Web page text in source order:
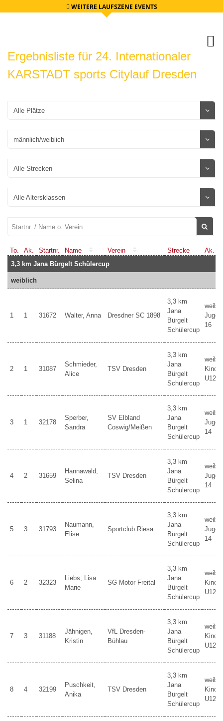
WEITERE LAUFSZENE EVENTS
Ergebnisliste für 24. Internationaler
KARSTADT sports Citylauf Dresden
To. Ak. Startnr. Name Verein Strecke
Ak.
3,3 km Jana Bürgelt Schülercup
weiblich
1 1 31672 Walter, Anna Dresdner SC 1898
3,3 km
Jana
Bürgelt
Schülercup
16
2 1 31087
Schmieder,
Alice
TSV Dresden
3,3 km
Jana
Bürgelt
Schülercup
Kinder
U12
3 1 32178
Sperber,
Sandra
SV Elbland
Coswig/Meißen
3,3 km
Jana
Bürgelt
Schülercup
14
4 2 31659
Hannawald,
Selina
TSV Dresden
3,3 km
Jana
Bürgelt
Schülercup
14
5 3 31793
Naumann,
Elise
Sportclub Riesa
3,3 km
Jana
Bürgelt
Schülercup
14
6 2 32323
Liebs, Lisa
Marie
SG Motor Freital
3,3 km
Jana
Bürgelt
Schülercup
Kinder
U12
7 3 31188
Jähnigen,
Kristin
VfL Dresden-
Bühlau
3,3 km
Jana
Bürgelt
Schülercup
Kinder
U12
8 4 32199
Puschkeit,
Anika
TSV Dresden
3,3 km
Jana
Bürgelt
Schülercup
Kinder
U12